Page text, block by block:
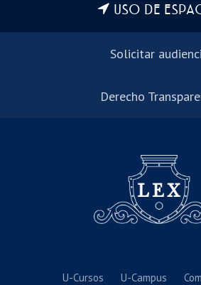
USO DE
Solicitar
Derecho
U-Cursos U-Campus